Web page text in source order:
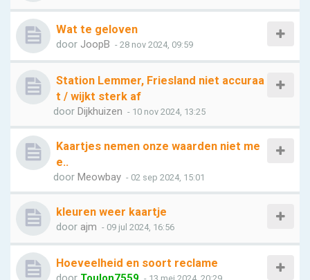
Wat te geloven
door JoopB - 28 nov 2024, 09:59
Station Lemmer, Friesland niet accuraa
t / wijkt sterk af
door Dijkhuizen - 10 nov 2024, 13:25
Kaartjes nemen onze waarden niet me
e..
door Meowbay - 02 sep 2024, 15:01
kleuren weer kaartje
door ajm - 09 jul 2024, 16:56
Hoeveelheid en soort reclame